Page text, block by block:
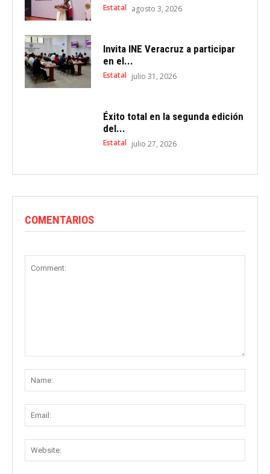
Estatal agosto 3, 2026
Invita INE Veracruz a participar
en el...
Estatal julio 31, 2026
Éxito total en la segunda edición
del...
Estatal julio 27, 2026
COMENTARIOS